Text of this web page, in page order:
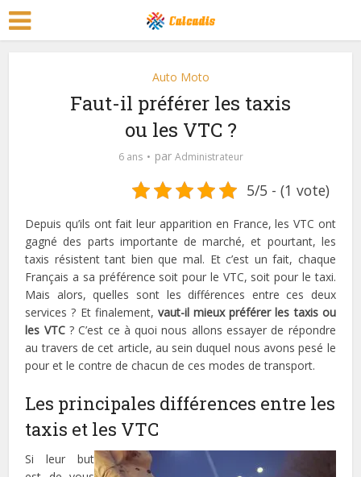
Auto Moto
Faut-il préférer les taxis
ou les VTC ?
6 ans par Administrateur
5/5 - (1 vote)
Depuis qu’ils ont fait leur apparition en France, les VTC ont
gagné des parts importante de marché, et pourtant, les
taxis résistent tant bien que mal. Et c’est un fait, chaque
Français a sa préférence soit pour le VTC, soit pour le taxi.
Mais alors, quelles sont les différences entre ces deux
services ? Et finalement, vaut-il mieux préférer les taxis ou
les VTC? C’est ce à quoi nous allons essayer de répondre
au travers de cet article, au sein duquel nous avons pesé le
pour et le contre de chacun de ces modes de transport.
Les principales différences entre les
taxis et les VTC
Si leur but